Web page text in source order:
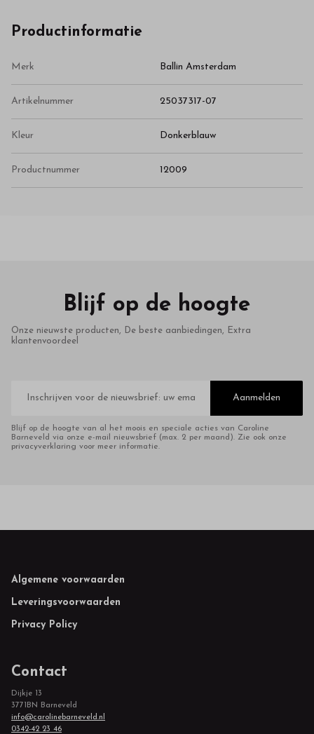
Productinformatie
Merk Ballin Amsterdam
Artikelnummer 25037317-07
Kleur Donkerblauw
Productnummer 12009
Blijf op de hoogte
Onze nieuwste producten, De beste aanbiedingen, Extra
klantenvoordeel
mailadres
Aanmelden
Blijf op de hoogte van al het moois en speciale acties van Caroline
Barneveld via onze e-mail nieuwsbrief (max. 2 per maand). Zie ook onze
privacyverklaring voor meer informatie.
Footer
Algemene voorwaarden
Leveringsvoorwaarden
Privacy Policy
Contact
Dijkje 13
3771BN Barneveld
info@carolinebarneveld.nl
0342-42 23 46